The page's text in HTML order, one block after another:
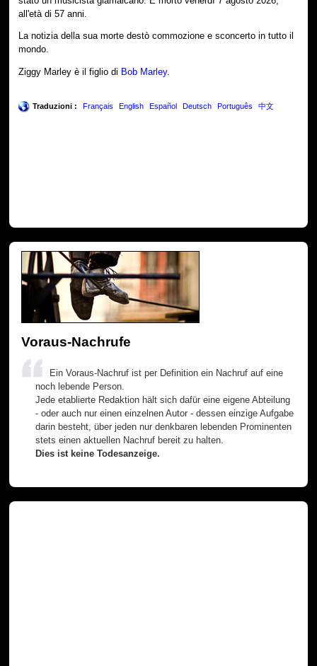
all'età di 57 anni.
La notizia della sua morte destò commozione e sconcerto in tutto il
mondo.
Ziggy Marley è il figlio di Bob Marley.
Traduzioni : Français English Español Deutsch Português 中文
Voraus-Nachrufe
Ein Voraus-Nachruf ist per Definition ein Nachruf auf eine
noch lebende Person.
Jede etablierte Redaktion hält sich dafür eine eigene Abteilung
- oder auch nur einen einzelnen Autor - dessen einzige Aufgabe
darin besteht, über jeden nur denkbaren lebenden Prominenten
stets einen aktuellen Nachruf bereit zu halten.
Dies ist keine Todesanzeige.